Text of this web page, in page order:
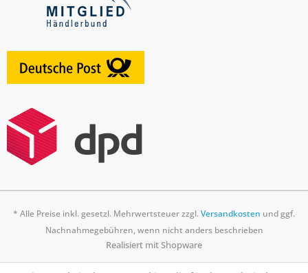
* Alle Preise inkl. gesetzl. Mehrwertsteuer zzgl.Versandkosten und ggf.
Nachnahmegebühren, wenn nicht anders beschrieben
Realisiert mit Shopware